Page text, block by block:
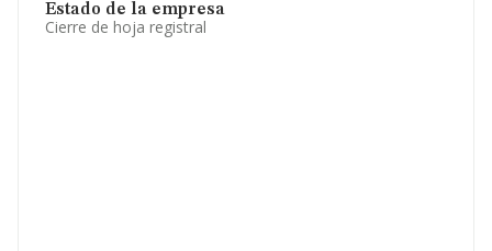
Estado de la empresa
Cierre de hoja registral